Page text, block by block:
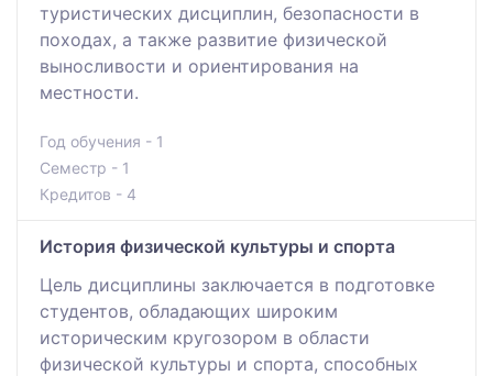
туристических дисциплин, безопасности в
походах, а также развитие физической
выносливости и ориентирования на
местности.
Год обучения - 1
Семестр - 1
Кредитов - 4
История физической культуры и спорта
Цель дисциплины заключается в подготовке
студентов, обладающих широким
историческим кругозором в области
физической культуры и спорта, способных